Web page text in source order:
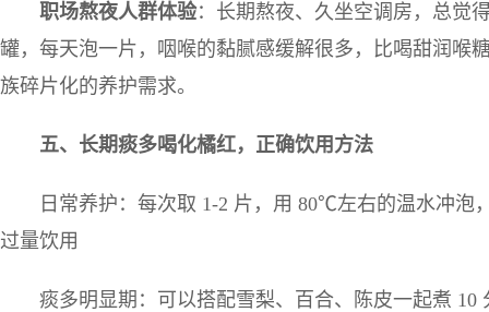
职场熬夜人群体验：长期熬夜、久坐空调房，总觉
罐，每天泡一片，咽喉的黏腻感缓解很多，比喝甜润喉
族碎片化的养护需求。
五、长期痰多喝化橘红，正确饮用方法
日常养护：每次取 1-2 片，用 80℃左右的温水冲泡
过量饮用
痰多明显期：可以搭配雪梨、百合、陈皮一起煮